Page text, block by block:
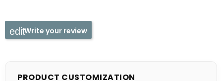
PRODUCT CUSTOMIZATION
Write your review